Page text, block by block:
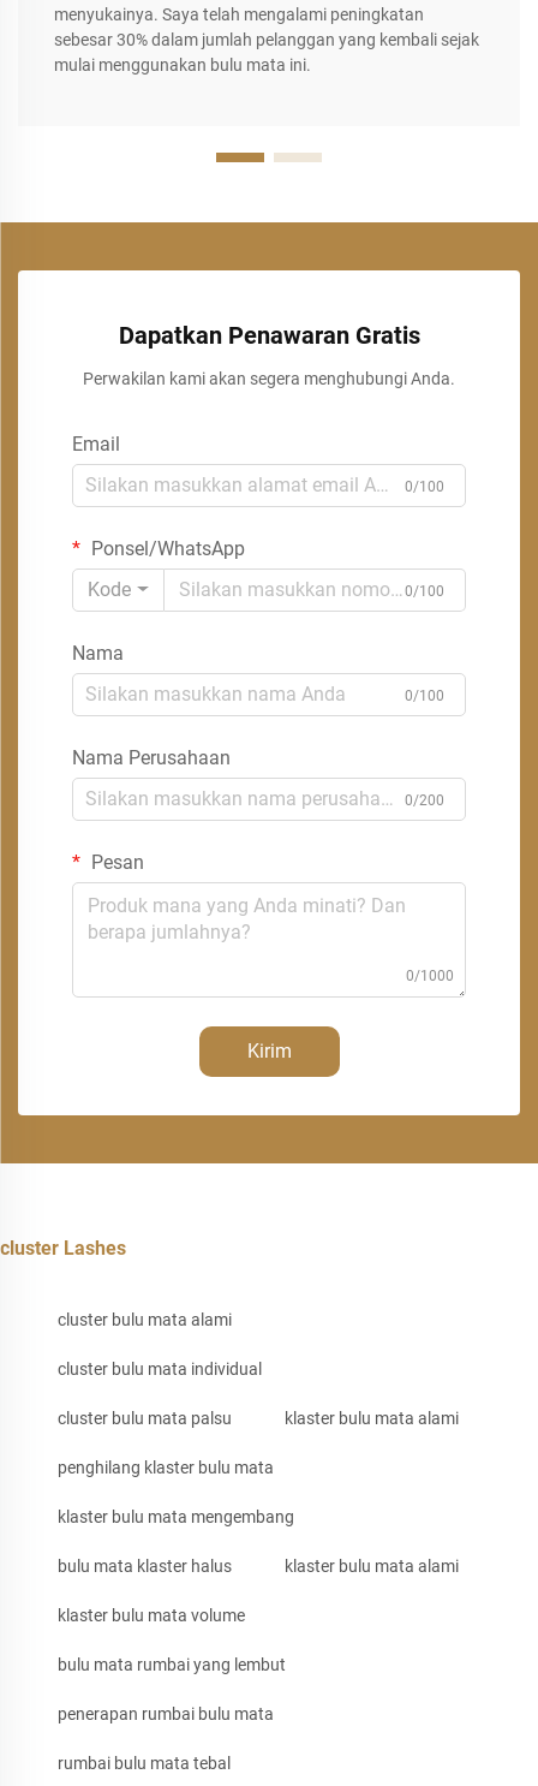
menyukainya. Saya telah mengalami peningkatan
sebesar 30% dalam jumlah pelanggan yang kembali sejak
mulai menggunakan bulu mata ini.
Dapatkan Penawaran Gratis
Perwakilan kami akan segera menghubungi Anda.
Email
0/100
Ponsel/WhatsApp
Kode
0/100
Nama
0/100
Nama Perusahaan
0/200
Pesan
0/1000
Kirim
cluster Lashes
cluster bulu mata alami
cluster bulu mata individual
cluster bulu mata palsu klaster bulu mata alami
penghilang klaster bulu mata
klaster bulu mata mengembang
bulu mata klaster halus klaster bulu mata alami
klaster bulu mata volume
bulu mata rumbai yang lembut
penerapan rumbai bulu mata
rumbai bulu mata tebal